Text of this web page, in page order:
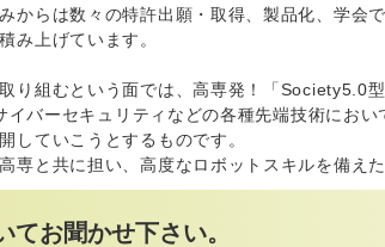
からは数々の特許出願・取得、製品化、学会
み上げています。
り組むという面では、高専発！「Society5.0
バーセキュリティなどの各種先端技術にお
していこうとするものです。
専と共に担い、高度なロボットスキルを備え
お聞かせ下さい。